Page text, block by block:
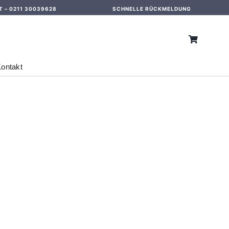
– 0211 30039628 SCHNELLE RÜCKMELDUNG